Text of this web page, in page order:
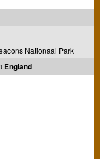
Nationaal Park
England